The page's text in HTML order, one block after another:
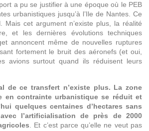
a pu se justifier à une époque où le PEB
urbanistiques jusqu’à l’Ile de Nantes. Ce
Mais cet argument n’existe plus, la réalité
et les dernières évolutions techniques
annoncent même de nouvelles ruptures
fortement le bruit des aéronefs (et oui,
avions surtout quand ils réduisent leurs
de ce transfert n’existe plus. La zone
en contrainte urbanistique se réduit et
quelques centaines d’hectares sans
l’artificialisation de près de 2000
. Et c’est parce qu’elle ne veut pas